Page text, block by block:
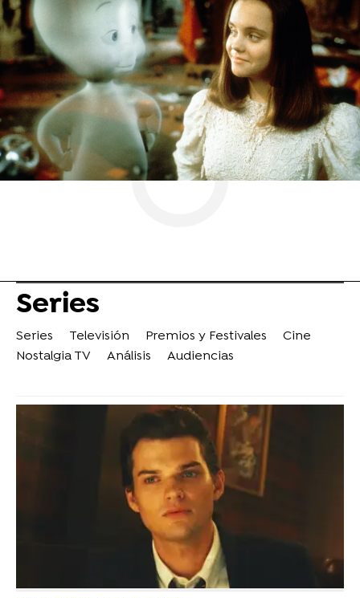
Netflix Jenna Ortega
ObjetivoTV » Series
Series
Series Televisión Premios y Festivales
Cine
Nostalgia TV
Análisis Audiencias